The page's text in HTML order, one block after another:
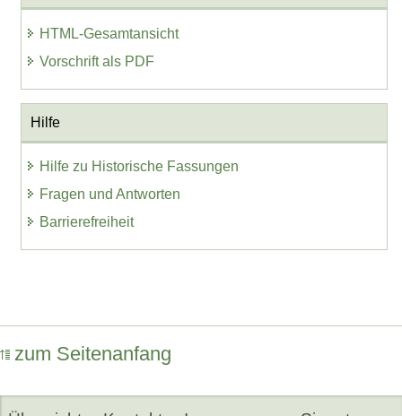
HTML-Gesamtansicht
Vorschrift als PDF
Hilfe
Hilfe zu Historische Fassungen
Fragen und Antworten
Barrierefreiheit
zum Seitenanfang